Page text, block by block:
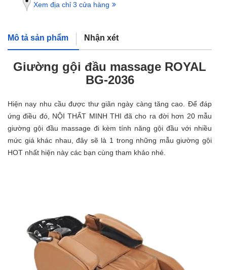
Xem địa chỉ 3 cửa hàng
Mô tả sản phẩm Nhận xét
Giường gội đầu massage ROYAL
BG-2036
Hiện nay nhu cầu được thư giãn ngày càng tăng cao. Để đáp
ứng điều đó, NỘI THẤT MINH THI đã cho ra đời hơn 20 mẫu
giường gội đầu massage đi kèm tính năng gội đầu với nhiều
mức giá khác nhau, đây sẽ là 1 trong những mẫu giường gội
HOT nhất hiện này các bạn cùng tham khảo nhé.